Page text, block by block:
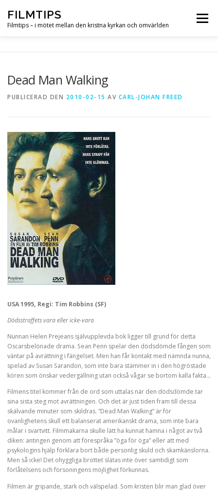
innehåll
FILMTIPS
Filmtips – i mötet mellan den kristna kyrkan och omvärlden
Meny
Dead Man Walking
PUBLICERAD DEN 2010-02-15 AV CARL-JOHAN FREED
USA 1995, Regi: Tim Robbins (SF)
Dödsstraffets vara eller icke-vara
Nunnan Helen Prejeans självupplevda bok ligger till grund för detta
Oscarsbelönade drama. Sean Penn spelar den dödsdömde fången som
väntar på avrättning i fängelset. Men han får kontakt med nämnda nunna,
spelad av Susan Sarandon, som inte bara stämmer in i den högröstade
kören som önskar vedergällning utan också vågar se bortom kalla fakta…
Filmens titel kommer från de ord som uttalas när den dödsdömde tar
sina sista steg mot avrättningen. Och det är just tiden fram till dessa
skälvande minuter som skildras. ”Dead Man Walking” är för
ovanlighetens skull ett balanserat amerikanskt drama, som inte bara
målar i svartvitt. Filmmakarna skulle lätt ha kunnat hamna i något av två
diken: antingen genom att förespråka ”öga för öga” eller att med
psykologins hjälp förklara bort både personlig skuld och skamkänslorna.
Men så icke! Det ohyggliga brottet slätas inte över samtidigt som
förlåtelsens och försoningens möjlighet förkunnas.
Filmen är gripande, stark och välspelad. Som kristen blir man glad över